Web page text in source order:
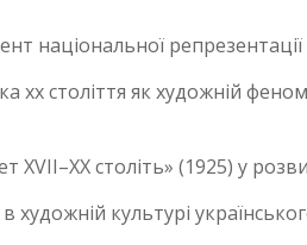
національної
хх століття як художній
ХVІІ–ХХ століть» (1925) у
художній культурі